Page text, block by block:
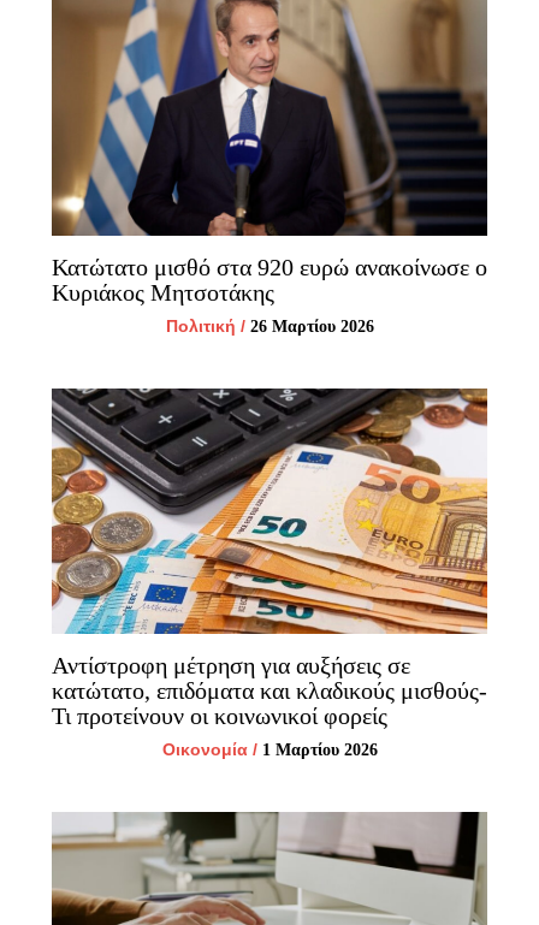
Κατώτατο μισθό στα 920 ευρώ ανακοίνωσε ο
Κυριάκος Μητσοτάκης
Πολιτική / 26 Μαρτίου 2026
Αντίστροφη μέτρηση για αυξήσεις σε
κατώτατο, επιδόματα και κλαδικούς μισθούς-
Τι προτείνουν οι κοινωνικοί φορείς
Οικονομία/ 1 Μαρτίου 2026